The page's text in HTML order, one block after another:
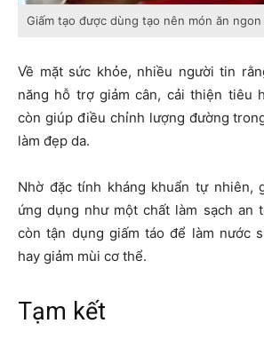
Giấm tạo được dùng tạo nên món ăn
Về mặt sức khỏe, nhiều người tin
năng hỗ trợ giảm cân, cải thiện tiêu
còn giúp điều chỉnh lượng đường
làm đẹp da.
Nhờ đặc tính kháng khuẩn tự nhiên,
ứng dụng như một chất làm sạch an
còn tận dụng giấm táo để làm nước
hay giảm mùi cơ thể.
Tạm kết